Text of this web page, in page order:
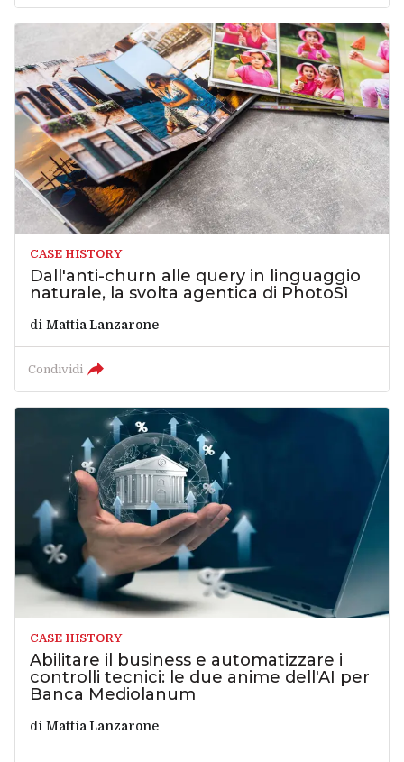
CASE HISTORY
Dall'anti-churn alle query in linguaggio
naturale, la svolta agentica di PhotoSì
di Mattia Lanzarone
Condividi
CASE HISTORY
Abilitare il business e automatizzare i
controlli tecnici: le due anime dell'AI per
Banca Mediolanum
di Mattia Lanzarone